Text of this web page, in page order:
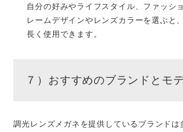
自分の好みやライフスタイル、ファッシ
レームデザインやレンズカラーを選ぶと
長く使用できます。
７）おすすめのブランドとモ
調光レンズメガネを提供しているブランドは